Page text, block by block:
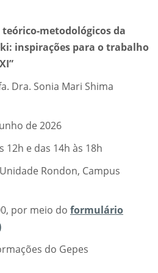
metodológicos da
inspirações para o trabalho
Dra. Sonia Mari Shima
de 2026
12h e das 14h às 18h
Rondon, Campus
por meio do formulário
do Gepes